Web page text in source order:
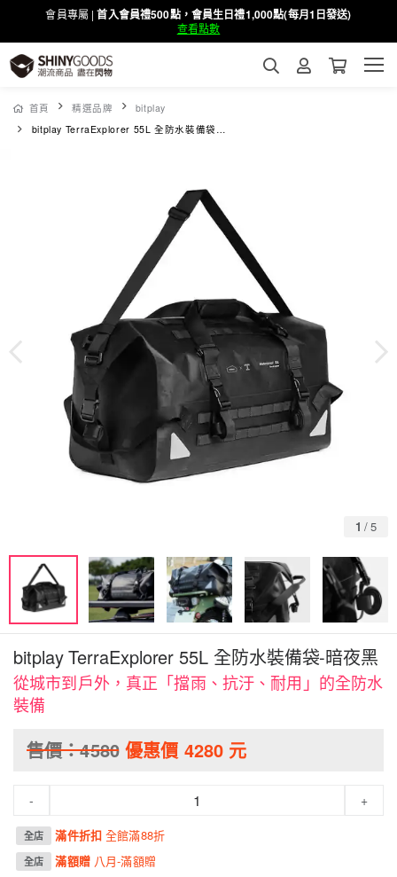
會員專屬 |首入會員禮500點，會員生日禮1,000點(每月1日發送)
查看點數
首頁 精選品牌
bitplay
bitplay TerraExplorer 55L 全防水裝備袋-暗夜黑
1 /5
bitplay TerraExplorer 55L 全防水裝備袋-暗夜黑
從城市到戶外，真正「擋雨、抗汙、耐用」的全防水
裝備
售價：4580 優惠價 4280 元
- +
全店 滿件折扣全館滿88折
全店 滿額贈 八月-滿額贈